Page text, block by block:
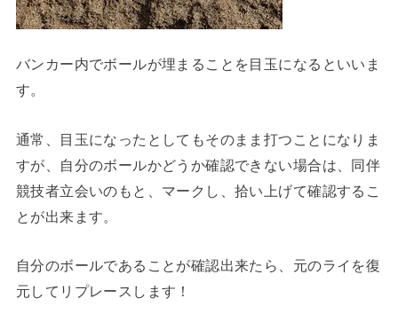
バンカー内でボールが埋まることを目玉になるといいま
す。
通常、目玉になったとしてもそのまま打つことになりま
すが、自分のボールかどうか確認できない場合は、同伴
競技者立会いのもと、マークし、拾い上げて確認するこ
とが出来ます。
自分のボールであることが確認出来たら、元のライを復
元してリプレースします！